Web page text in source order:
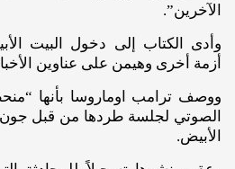
الآخرين”.
وأدى الكتاب إلى دخول البيت
أزمة أخرى وهيمن على عناوين
ووصف ترامب اوماروسا بأنها
الصوتي لجلسة طردها من قبل
الأبيض.